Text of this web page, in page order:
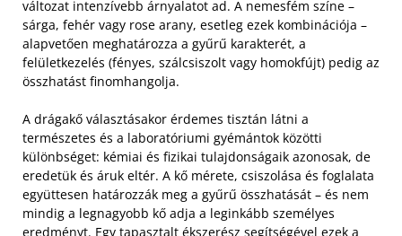
változat intenzívebb árnyalatot ad. A nemesfém színe –
sárga, fehér vagy rose arany, esetleg ezek kombinációja –
alapvetően meghatározza a gyűrű karakterét, a
felületkezelés (fényes, szálcsiszolt vagy homokfújt) pedig az
összhatást finomhangolja.
A drágakő választásakor érdemes tisztán látni a
természetes és a laboratóriumi gyémántok közötti
különbséget: kémiai és fizikai tulajdonságaik azonosak, de
eredetük és áruk eltér. A kő mérete, csiszolása és foglalata
együttesen határozzák meg a gyűrű összhatását – és nem
mindig a legnagyobb kő adja a leginkább személyes
eredményt. Egy tapasztalt ékszerész segítségével ezek a